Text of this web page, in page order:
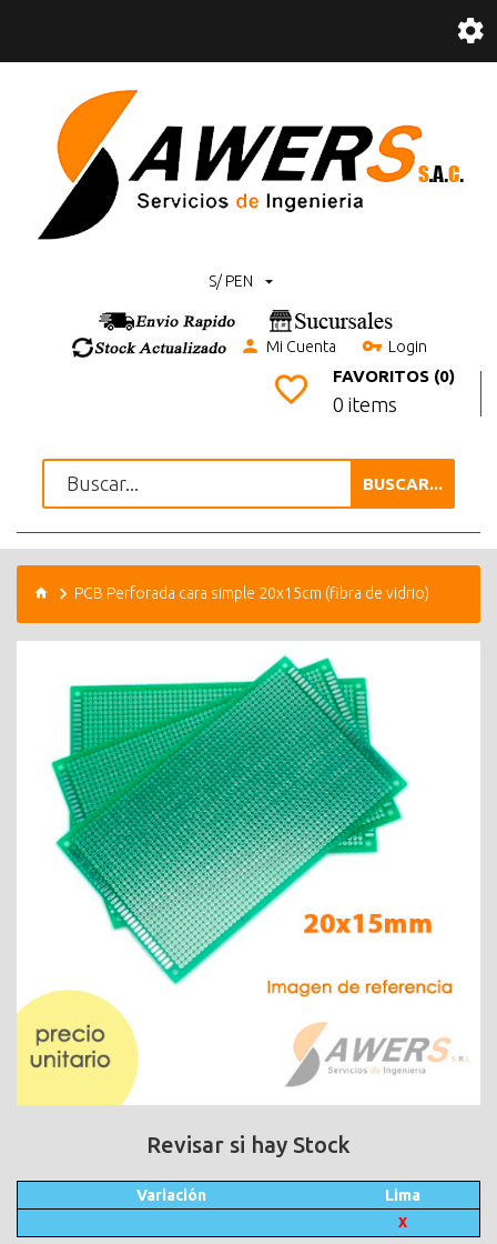
S/ PEN
Mi Cuenta Login
FAVORITOS (0)
0 items
BUSCAR...
PCB Perforada cara simple 20x15cm (fibra de vidrio)
Revisar si hay Stock
Variación Lima
X